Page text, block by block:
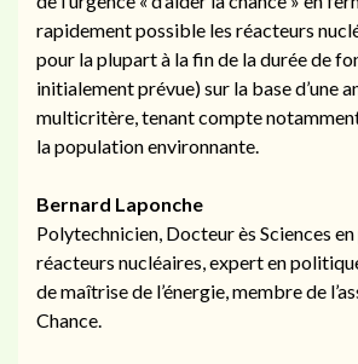
rapidement possible les réacteurs
pour la plupart à la fin de la durée de
initialement prévue) sur la base d’une
multicritère, tenant compte
la population environnante.
Bernard Laponche
Polytechnicien, Docteur ès Sciences
réacteurs nucléaires, expert en
de maîtrise de l’énergie, membre de
Chance.